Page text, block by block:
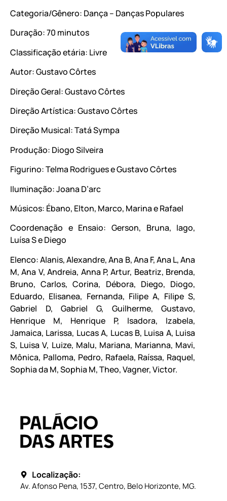
Categoria/Gênero: Dança – Danças Populares
Duração: 70 minutos
Classificação etária: Livre
Autor: Gustavo Côrtes
Direção Geral: Gustavo Côrtes
Direção Artística: Gustavo Côrtes
Direção Musical: Tatá Sympa
Produção: Diogo Silveira
Figurino: Telma Rodrigues e Gustavo Côrtes
Iluminação: Joana D’arc
Músicos: Ébano, Elton, Marco, Marina e Rafael
Coordenação e Ensaio: Gerson, Bruna, Iago,
Luísa S e Diego
Elenco: Alanis, Alexandre, Ana B, Ana F, Ana L, Ana
M, Ana V, Andreia, Anna P, Artur, Beatriz, Brenda,
Bruno, Carlos, Corina, Débora, Diego, Diogo,
Eduardo, Elisanea, Fernanda, Filipe A, Filipe S,
Gabriel D, Gabriel G, Guilherme, Gustavo,
Henrique M, Henrique P, Isadora, Izabela,
Jamaica, Larissa, Lucas A, Lucas B, Luisa A, Luisa
S, Luisa V, Luize, Malu, Mariana, Marianna, Mavi,
Mônica, Palloma, Pedro, Rafaela, Raíssa, Raquel,
Sophia da M, Sophia M, Theo, Vagner, Victor.
Localização:
Av. Afonso Pena, 1537, Centro, Belo Horizonte, MG.